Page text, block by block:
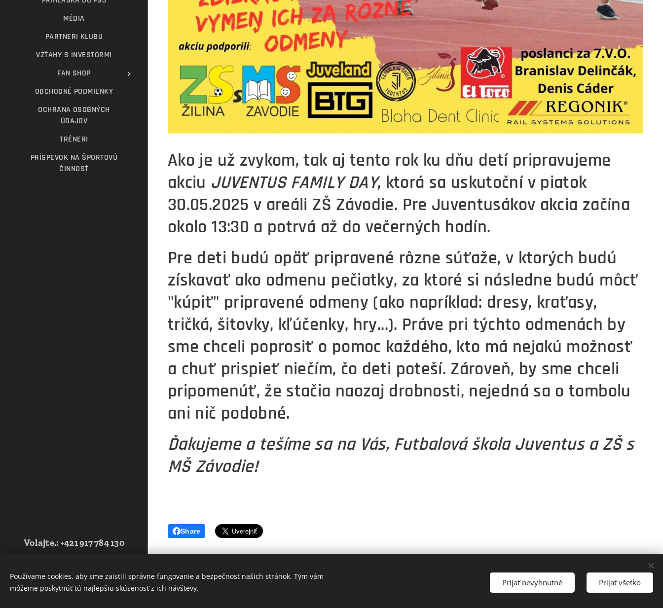
MÉDIA
PARTNERI KLUBU
VZŤAHY S INVESTORMI
FAN SHOP
OBCHODNÉ PODMIENKY
OCHRANA OSOBNÝCH
ÚDAJOV
TRÉNERI
PRÍSPEVOK NA ŠPORTOVÚ
ČINNOSŤ
Ako je už zvykom, tak aj tento rok ku dňu detí pripravujeme
akciu JUVENTUS FAMILY DAY, ktorá sa uskutoční v piatok
30.05.2025 v areáli ZŠ Závodie. Pre Juventusákov akcia začína
okolo 13:30 a potrvá až do večerných hodín.
Pre deti budú opäť pripravené rôzne súťaže, v ktorých budú
získavať ako odmenu pečiatky, za ktoré si následne budú môcť
"kúpiť" pripravené odmeny (ako napríklad: dresy, kraťasy,
tričká, šitovky, kľúčenky, hry...). Práve pri týchto odmenách by
sme chceli poprosiť o pomoc každého, kto má nejakú možnosť
a chuť prispieť niečím, čo deti poteší. Zároveň, by sme chceli
pripomenúť, že stačia naozaj drobnosti, nejedná sa o tombolu
ani nič podobné.
Ďakujeme a tešíme sa na Vás, Futbalová škola Juventus a ZŠ s
MŠ Závodie!
Share
Volajte.: +421 917 784 130
Vás úspech - www.fsjsro.sk
Používame cookies, aby sme zaistili správne fungovanie a bezpečnosť našich stránok. Tým vám
môžeme poskytnúť tú najlepšiu skúsenosť z ich návštevy.
Prijať nevyhnutné Prijať všetko